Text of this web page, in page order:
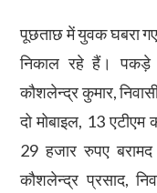
पूछताछ में युवक घबरा
निकाल रहे हैं। पकड़े
कौशलेन्द्र कुमार,
दो मोबाइल, 13
29 हजार रुपए
कौशलेन्द्र प्रसाद,